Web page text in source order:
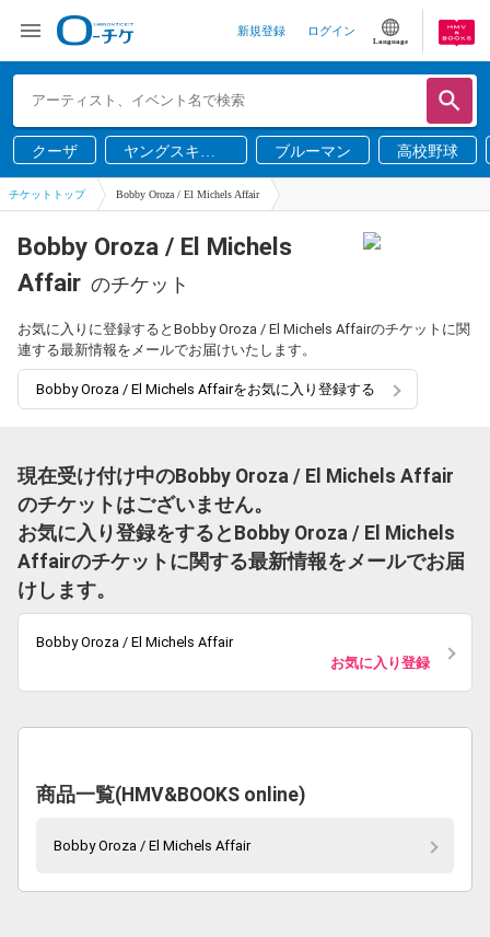
新規登録 ログイン
Language
クーザ
ヤングスキニ
ー
ブルーマン 高校野球
チケットトップ Bobby Oroza / El Michels Affair
Bobby Oroza / El Michels
Affair のチケット
お気に入りに登録するとBobby Oroza / El Michels Affairのチケットに関
連する最新情報をメールでお届けいたします。
Bobby Oroza / El Michels Affairをお気に入り登録する
現在受け付け中のBobby Oroza / El Michels Affair
のチケットはございません。
お気に入り登録をするとBobby Oroza / El Michels
Affairのチケットに関する最新情報をメールでお届
けします。
Bobby Oroza / El Michels Affair
お気に入り登録
商品一覧(HMV&BOOKS online)
Bobby Oroza / El Michels Affair